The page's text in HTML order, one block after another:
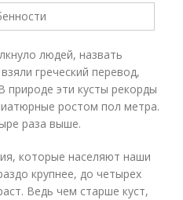
людей, назвать
греческий перевод,
природе эти кусты рекорды
ростом пол метра.
раза выше.
которые населяют наши
крупнее, до четырех
Ведь чем старше куст,